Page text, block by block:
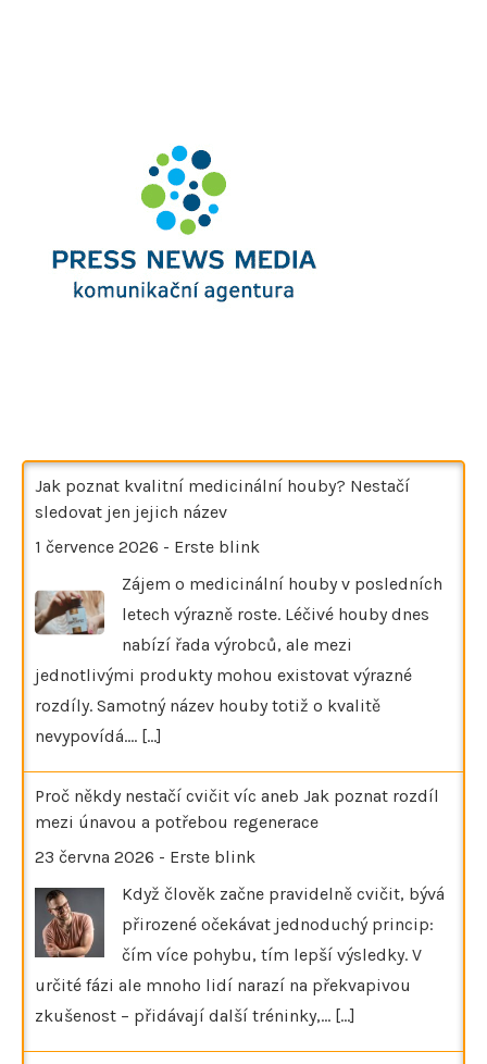
Jak poznat kvalitní medicinální houby? Nestačí
sledovat jen jejich název
1 července 2026 - Erste blink
Zájem o medicinální houby v posledních
letech výrazně roste. Léčivé houby dnes
nabízí řada výrobců, ale mezi
jednotlivými produkty mohou existovat výrazné
rozdíly. Samotný název houby totiž o kvalitě
nevypovídá.… [...]
Proč někdy nestačí cvičit víc aneb Jak poznat rozdíl
mezi únavou a potřebou regenerace
23 června 2026 - Erste blink
Když člověk začne pravidelně cvičit, bývá
přirozené očekávat jednoduchý princip:
čím více pohybu, tím lepší výsledky. V
určité fázi ale mnoho lidí narazí na překvapivou
zkušenost – přidávají další tréninky,… [...]